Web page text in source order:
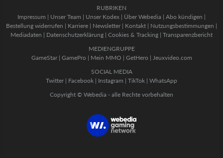
RUBRIKEN
Impressum | Unser Team | Unser Kodex | Über Webedia | Abo kündigen |
Bestellung widerrufen | Karriere | Newsletter | Kontakt | Nutzungsbestimmungen |
Mediadaten | Datenschutzerklärung | Cookies & Tracking | Transparenzbericht
MEDIENGRUPPE
GameStar| GamePro | Mein MMO | GetHero | Jeuxvideo.com
SOCIAL MEDIA
Twitter | Facebook | Instagram | TikTok | WhatsApp
Copyright © Webedia - alle Rechte vorbehalten